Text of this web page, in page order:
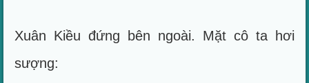
Xuân Kiều đứng bên ngoài. Mặt cô ta hơi
sượng: